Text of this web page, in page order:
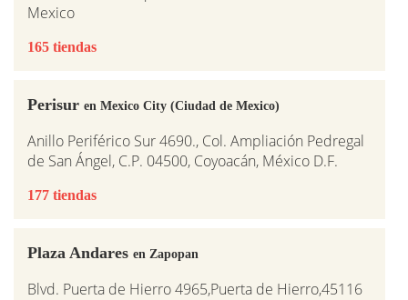
Mexico
165 tiendas
Perisur en Mexico City (Ciudad de Mexico)
Anillo Periférico Sur 4690., Col. Ampliación Pedregal
de San Ángel, C.P. 04500, Coyoacán, México D.F.
177 tiendas
Plaza Andares en Zapopan
Blvd. Puerta de Hierro 4965,Puerta de Hierro,45116